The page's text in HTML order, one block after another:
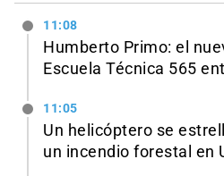
11:08
Humberto Primo: el
Escuela Técnica 565
11:05
Un helicóptero se
un incendio forestal en